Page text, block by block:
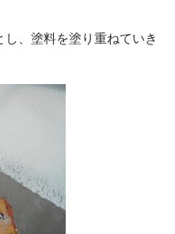
、塗料を塗り重ねていき